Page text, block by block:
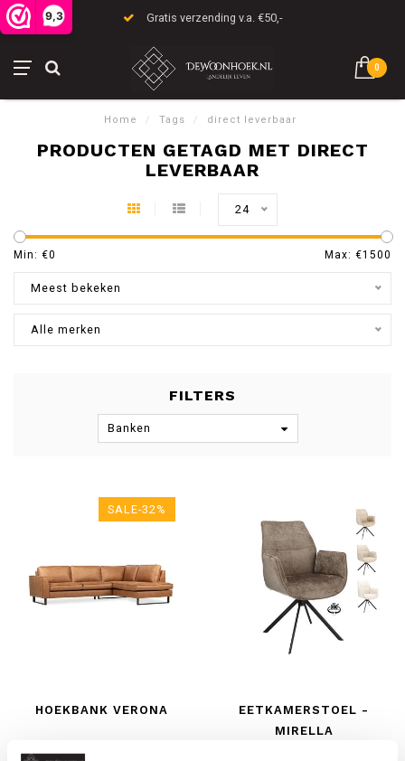
9,3 Gratis verzending v.a. €50,-
0
Home / Tags / direct leverbaar
PRODUCTEN GETAGD MET DIRECT
LEVERBAAR
24
Min: €0 Max: €1500
Meest bekeken
Alle merken
FILTERS
Banken
SALE-32%
HOEKBANK VERONA
€1.895,00
EETKAMERSTOEL -
MIRELLA